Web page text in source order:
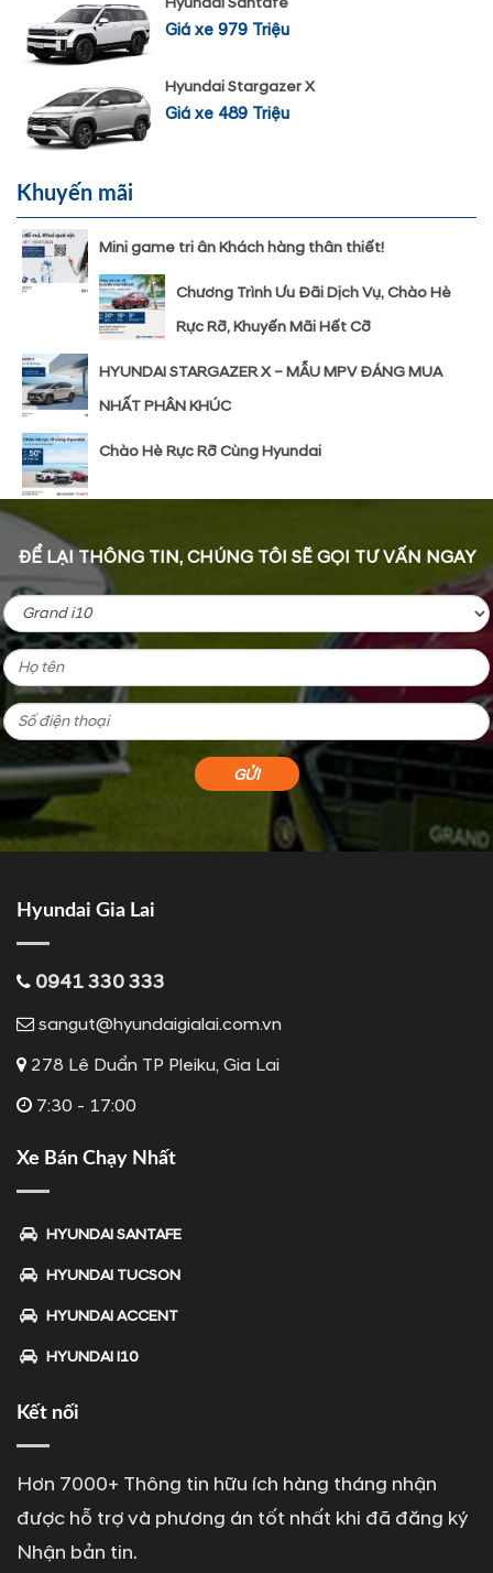
Giá xe 979 Triệu
Hyundai Stargazer X
Giá xe 489 Triệu
Khuyến mãi
Mini game tri ân Khách hàng thân thiết!
Chương Trình Ưu Đãi Dịch Vụ, Chào Hè
Rực Rỡ, Khuyến Mãi Hết Cỡ
HYUNDAI STARGAZER X – MẪU MPV ĐÁNG MUA
NHẤT PHÂN KHÚC
Chào Hè Rực Rỡ Cùng Hyundai
ĐỂ LẠI THÔNG TIN, CHÚNG TÔI SẼ GỌI TƯ VẤN NGAY
Hyundai Gia Lai
0941 330 333
sangut@hyundaigialai.com.vn
278 Lê Duẩn TP Pleiku, Gia Lai
7:30 - 17:00
Xe Bán Chạy Nhất
HYUNDAI SANTAFE
HYUNDAI TUCSON
HYUNDAI ACCENT
HYUNDAI I10
Kết nối
Hơn 7000+ Thông tin hữu ích hàng tháng nhận
được hỗ trợ và phương án tốt nhất khi đã đăng ký
Nhận bản tin.